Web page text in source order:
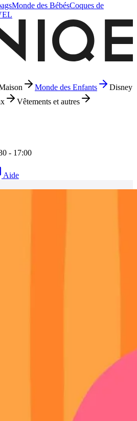
Monde des BébésCoques de
Monde des Enfants
Disney
Vêtements et autres
- 17:00
Aide